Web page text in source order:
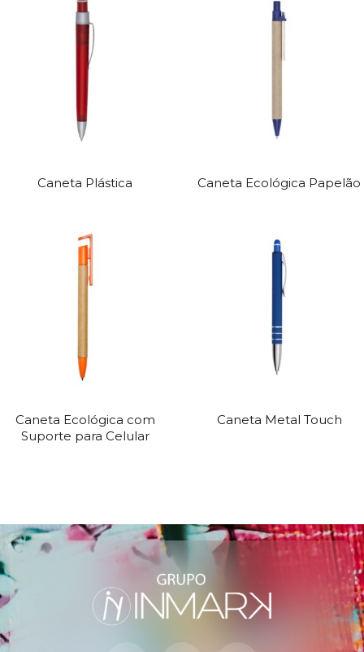
Caneta Plástica Caneta Ecológica Papelão
Caneta Ecológica com
Suporte para Celular
Caneta Metal Touch